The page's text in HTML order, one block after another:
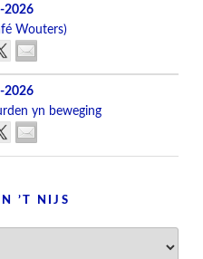
2026
Wouters)
2026
yn beweging
’T NIJS